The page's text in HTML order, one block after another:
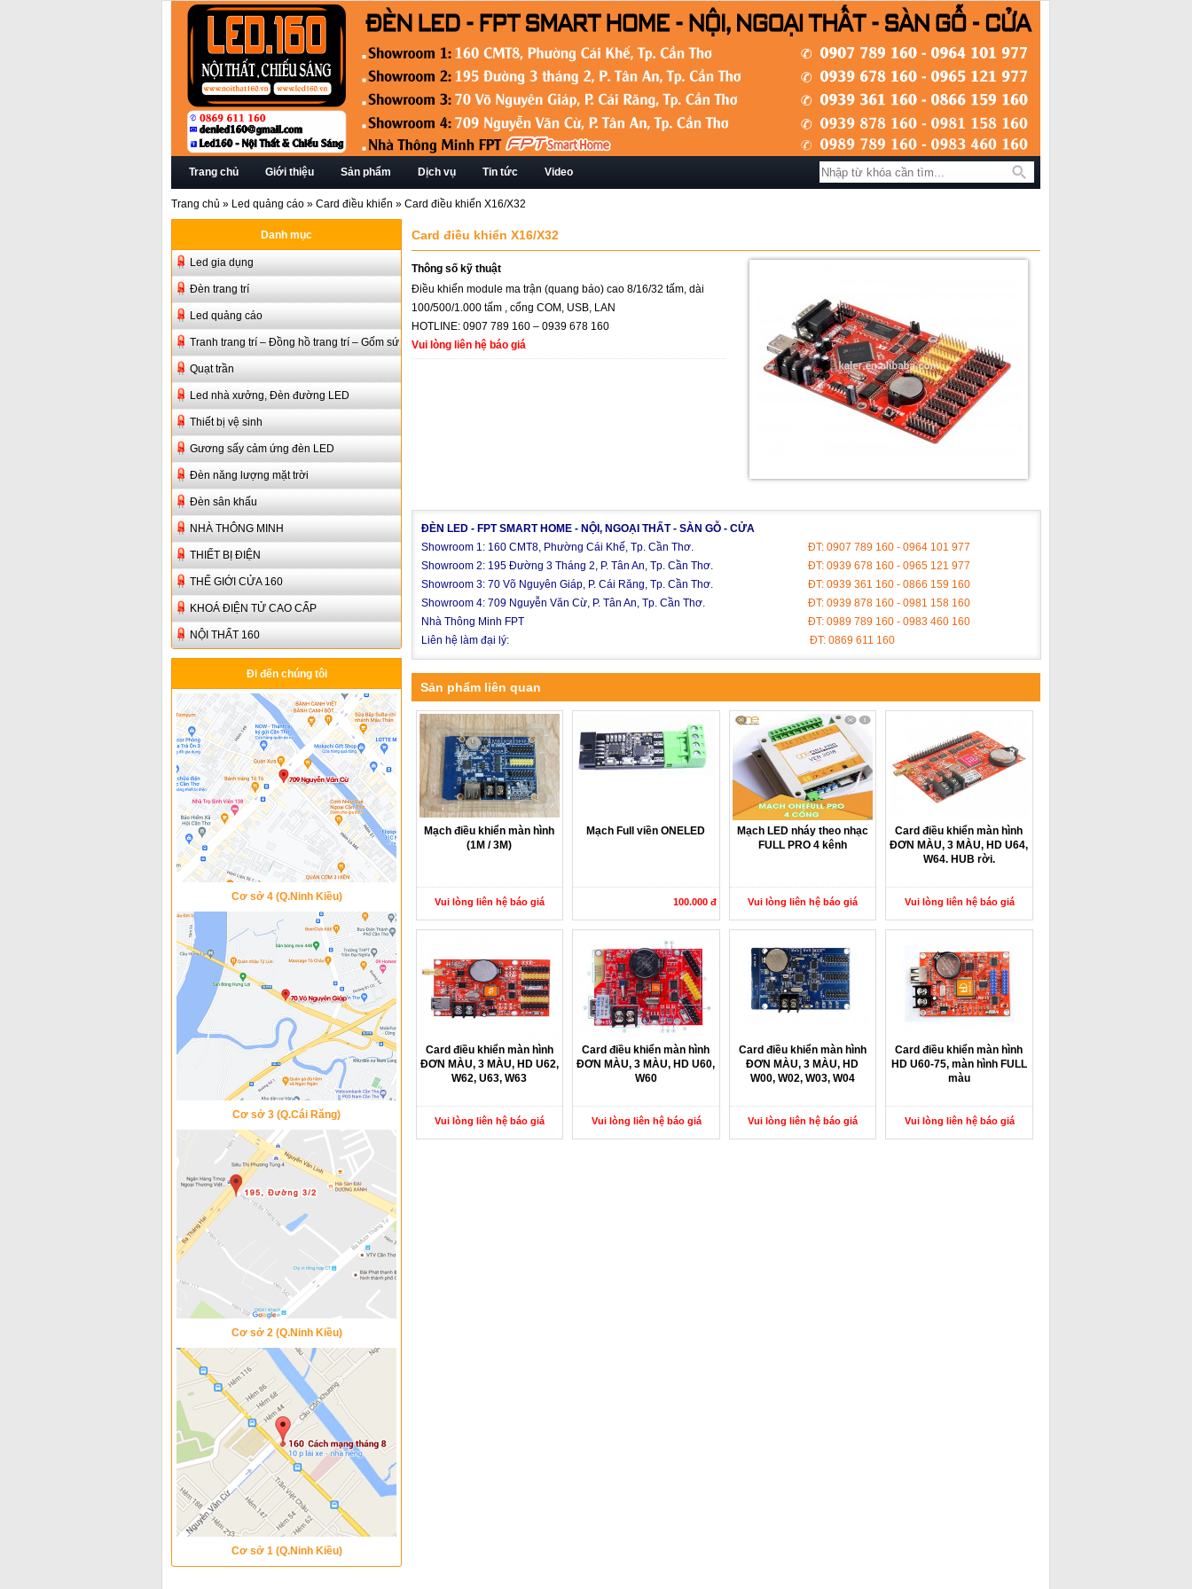
Trang chủ Giới thiệu Sản phẩm Dịch vụ Tin tức Video Tìm kiếm
Trang chủ » Led quảng cáo » Card điều khiển » Card điều khiển X16/X32
Danh mục
Led gia dụng
Đèn trang trí
Led quảng cáo
Tranh trang trí – Đồng hồ trang trí – Gốm sứ
Quạt trần
Led nhà xưởng, Đèn đường LED
Thiết bị vệ sinh
Gương sấy cảm ứng đèn LED
Đèn năng lượng mặt trời
Đèn sân khấu
NHÀ THÔNG MINH
THIẾT BỊ ĐIỆN
THẾ GIỚI CỬA 160
KHOÁ ĐIỆN TỬ CAO CẤP
NỘI THẤT 160
Đi đến chúng tôi
Cơ sở 4 (Q.Ninh Kiều)
Cơ sở 3 (Q.Cái Răng)
Cơ sở 2 (Q.Ninh Kiều)
Cơ sở 1 (Q.Ninh Kiều)
Card điều khiển X16/X32
Thông số kỹ thuật
Điều khiển module ma trận (quang báo) cao 8/16/32 tấm, dài
100/500/1.000 tấm , cổng COM, USB, LAN
HOTLINE: 0907 789 160 – 0939 678 160
Vui lòng liên hệ báo giá
ĐÈN LED - FPT SMART HOME - NỘI, NGOẠI THẤT - SÀN GỖ - CỬA
Showroom 1: 160 CMT8, Phường Cái Khế, Tp. Cần Thơ.
ĐT: 0907 789 160 - 0964 101 977
Showroom 2: 195 Đường 3 Tháng 2, P. Tân An, Tp. Cần Thơ.
ĐT: 0939 678 160 - 0965 121 977
Showroom 3: 70 Võ Nguyên Giáp, P. Cái Răng, Tp. Cần Thơ.
ĐT: 0939 361 160 - 0866 159 160
Showroom 4: 709 Nguyễn Văn Cừ, P. Tân An, Tp. Cần Thơ.
ĐT: 0939 878 160 - 0981 158 160
Nhà Thông Minh FPT
ĐT: 0989 789 160 - 0983 460 160
Liên hệ làm đại lý:
ĐT: 0869 611 160
Sản phẩm liên quan
Mạch điều khiển màn hình
(1M / 3M)
Vui lòng liên hệ báo giá
Mạch Full viền ONELED
100.000 đ
Mạch LED nháy theo nhạc
FULL PRO 4 kênh
Vui lòng liên hệ báo giá
Card điều khiển màn hình
ĐƠN MÀU, 3 MÀU, HD U64,
W64. HUB rời.
Vui lòng liên hệ báo giá
Card điều khiển màn hình
ĐƠN MÀU, 3 MÀU, HD U62,
W62, U63, W63
Vui lòng liên hệ báo giá
Card điều khiển màn hình
ĐƠN MÀU, 3 MÀU, HD U60,
W60
Vui lòng liên hệ báo giá
Card điều khiển màn hình
ĐƠN MÀU, 3 MÀU, HD
W00, W02, W03, W04
Vui lòng liên hệ báo giá
Card điều khiển màn hình
HD U60-75, màn hình FULL
màu
Vui lòng liên hệ báo giá